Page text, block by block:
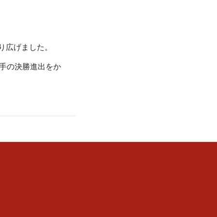
げました。
の決勝進出をか